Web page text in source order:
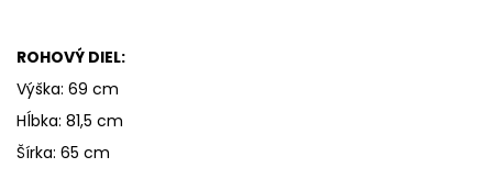
ROHOVÝ DIEL:
Výška: 69 cm
Hĺbka: 81,5 cm
Šírka: 65 cm